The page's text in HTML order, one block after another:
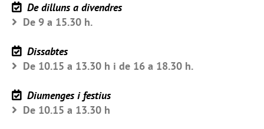
De dilluns a divendres
De 9 a 15.30 h.
Dissabtes
De 10.15 a 13.30 h i de 16 a 18.30 h.
Diumenges i festius
De 10.15 a 13.30 h